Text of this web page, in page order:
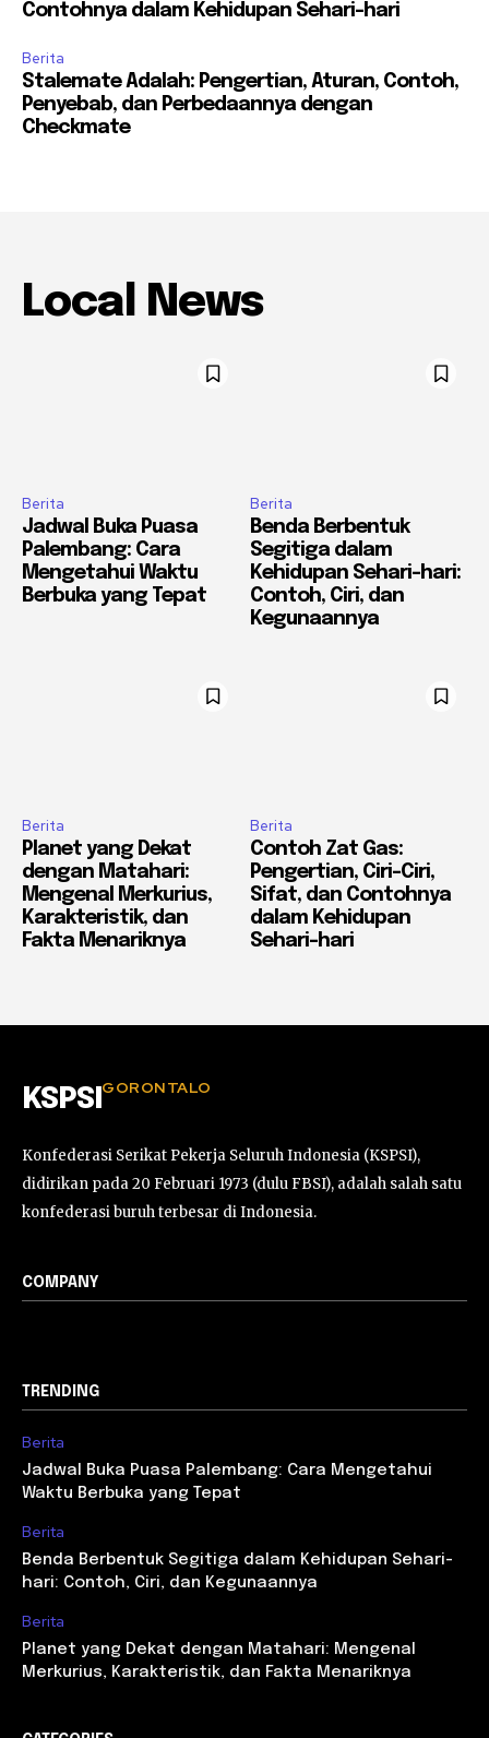
Contohnya dalam Kehidupan Sehari-hari
Berita
Stalemate Adalah: Pengertian, Aturan, Contoh,
Penyebab, dan Perbedaannya dengan
Checkmate
Local News
Berita
Jadwal Buka Puasa
Palembang: Cara
Mengetahui Waktu
Berbuka yang Tepat
Berita
Benda Berbentuk
Segitiga dalam
Kehidupan Sehari-hari:
Contoh, Ciri, dan
Kegunaannya
Berita
Planet yang Dekat
dengan Matahari:
Mengenal Merkurius,
Karakteristik, dan
Fakta Menariknya
Berita
Contoh Zat Gas:
Pengertian, Ciri-Ciri,
Sifat, dan Contohnya
dalam Kehidupan
Sehari-hari
KSPSI GORONTALO
Konfederasi Serikat Pekerja Seluruh Indonesia (KSPSI),
didirikan pada 20 Februari 1973 (dulu FBSI), adalah salah satu
konfederasi buruh terbesar di Indonesia.
COMPANY
TRENDING
Berita
Jadwal Buka Puasa Palembang: Cara Mengetahui
Waktu Berbuka yang Tepat
Berita
Benda Berbentuk Segitiga dalam Kehidupan Sehari-
hari: Contoh, Ciri, dan Kegunaannya
Berita
Planet yang Dekat dengan Matahari: Mengenal
Merkurius, Karakteristik, dan Fakta Menariknya